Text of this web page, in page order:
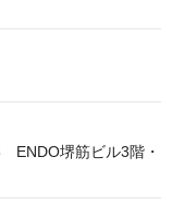
ENDO堺筋ビル3階・